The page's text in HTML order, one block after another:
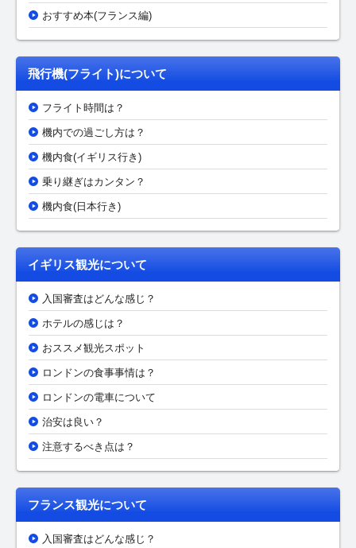
おすすめ本(フランス編)
飛行機(フライト)について
フライト時間は？
機内での過ごし方は？
機内食(イギリス行き)
乗り継ぎはカンタン？
機内食(日本行き)
イギリス観光について
入国審査はどんな感じ？
ホテルの感じは？
おススメ観光スポット
ロンドンの食事事情は？
ロンドンの電車について
治安は良い？
注意するべき点は？
フランス観光について
入国審査はどんな感じ？